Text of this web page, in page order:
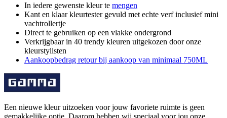
In iedere gewenste kleur te mengen
Kant en klaar kleurtester gevuld met echte verf inclusief mini
vachtrollertje
Direct te gebruiken op een vlakke ondergrond
Verkrijgbaar in 40 trendy kleuren uitgekozen door onze
kleurstylisten
Aankoopbedrag retour bij aankoop van minimaal 750ML
Een nieuwe kleur uitzoeken voor jouw favoriete ruimte is geen
gemakkelijke optie. Daarom hebben wij speciaal voor jou onze